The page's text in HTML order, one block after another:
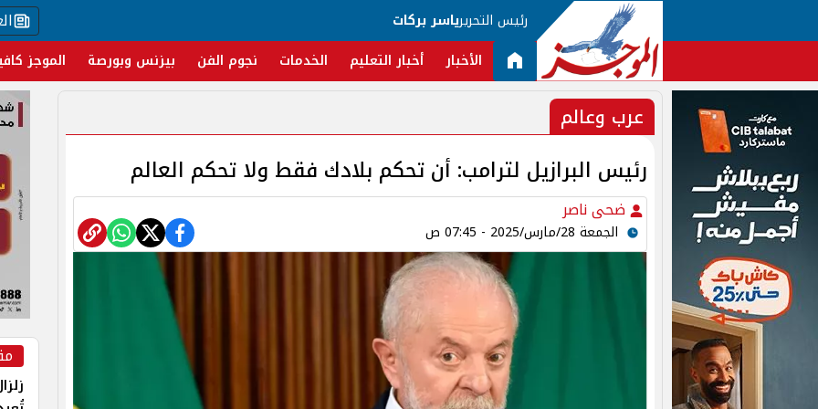
رئيس التحريرياسر بركات
الأخبار أخبار التعليم الخدمات نجوم الفن بيزنس وبورصة الموجز
عرب وعالم
رئيس البرازيل لترامب: أن تحكم بلادك فقط ولا تحكم العالم
ضحى ناصر
الجمعة 28/مارس/2025 - 07:45 ص